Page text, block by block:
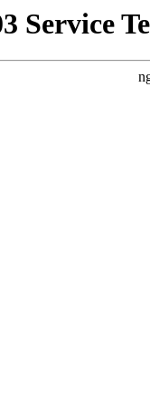
Service